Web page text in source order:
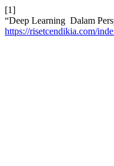
[1]
“Deep Learning Dalam
https://risetcendikia.com/